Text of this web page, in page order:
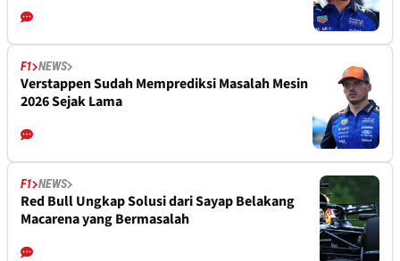
F1 NEWS
Verstappen Sudah Memprediksi Masalah Mesin
2026 Sejak Lama
F1 NEWS
Red Bull Ungkap Solusi dari Sayap Belakang
Macarena yang Bermasalah